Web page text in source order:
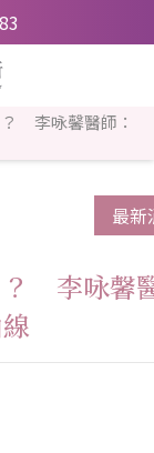
李咏馨醫師：
最新
？ 李咏馨